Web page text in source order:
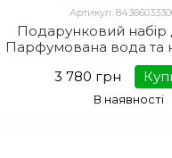
Артикул:
Подарунковий набір
Парфумована вода та
Tous
3 780 грн
В наявності